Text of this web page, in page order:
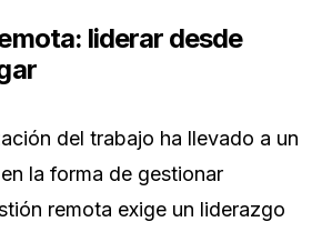
liderar desde
del trabajo ha llevado a un
la forma de gestionar
remota exige un liderazgo